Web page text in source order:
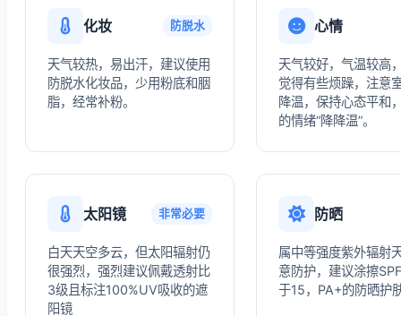
化妆 防脱水
天气较热，易出汗，建议使用
防脱水化妆品，少用粉底和胭
脂，经常补粉。
心情
天气较好，气温较高
觉得有些烦躁，注意
降温，保持心态平和
的情绪“降降温”。
太阳镜 非常必要
白天天空多云，但太阳辐射仍
很强烈，强烈建议佩戴透射比
3级且标注100%UV吸收的遮
阳镜
防晒
属中等强度紫外辐射
意防护，建议涂擦
于15，PA+的防晒护